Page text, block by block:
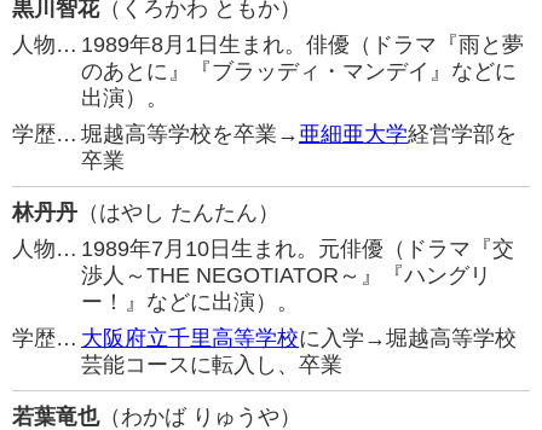
黒川智花（くろかわ ともか）
人物… 1989年8月1日生まれ。俳優（ドラマ『雨と夢
のあとに』『ブラッディ・マンデイ』などに
出演）。
学歴… 堀越高等学校を卒業→ 亜細亜大学経営学部を
卒業
林丹丹 （はやし たんたん）
人物… 1989年7月10日生まれ。元俳優（ドラマ『交
渉人～THE NEGOTIATOR～』『ハングリ
ー！』などに出演）。
学歴… 大阪府立千里高等学校に入学→堀越高等学校
芸能コースに転入し、卒業
若葉竜也（わかば りゅうや）